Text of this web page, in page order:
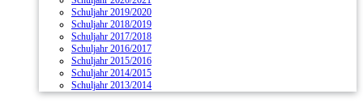
Schuljahr 2019/2020
Schuljahr 2018/2019
Schuljahr 2017/2018
Schuljahr 2016/2017
Schuljahr 2015/2016
Schuljahr 2014/2015
Schuljahr 2013/2014